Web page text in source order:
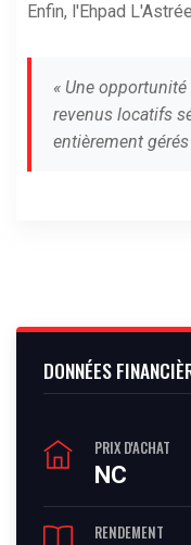
Enfin, l'Ehpad
« Une
revenus locatifs
entièrement
DONNÉES
PRIX D'ACHAT
NC
RENDEMENT